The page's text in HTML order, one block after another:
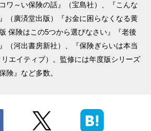
ワ～い保険の話』（宝島社）、『こんな
（廣済堂出版）『お金に困らなくなる黄
保険はこの5つから選びなさい』『老後
（河出書房新社）、『保険ぎらいは本当
エイティブ）。監修には年度版シリーズ
険』など多数。